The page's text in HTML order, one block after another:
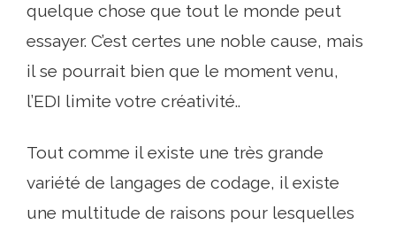
quelque chose que tout le monde peut
essayer. C’est certes une noble cause, mais
il se pourrait bien que le moment venu,
l’EDI limite votre créativité..
Tout comme il existe une très grande
variété de langages de codage, il existe
une multitude de raisons pour lesquelles